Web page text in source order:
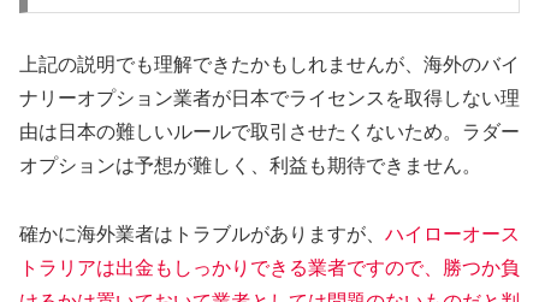
上記の説明でも理解できたかもしれませんが、海外のバイ
ナリーオプション業者が日本でライセンスを取得しない理
由は日本の難しいルールで取引させたくないため。ラダー
オプションは予想が難しく、利益も期待できません。
確かに海外業者はトラブルがありますが、 ハイローオース
トラリアは出金もしっかりできる業者ですので、勝つか負